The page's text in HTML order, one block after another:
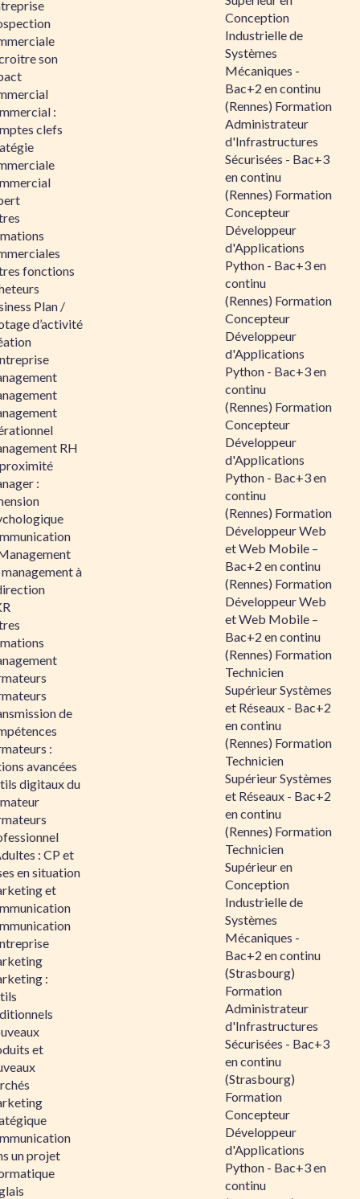
son
:
clefs
fonctions
Plan /
d’activité
RH
:
à
de
:
avancées
digitaux du
: CP et
en situation
et
:
et
un projet
Conception
Industrielle de
Systèmes
Mécaniques -
Bac+2 en continu
(Rennes) Formation
Administrateur
d'Infrastructures
Sécurisées - Bac+3
en continu
(Rennes) Formation
Concepteur
Développeur
d'Applications
Python - Bac+3 en
continu
(Rennes) Formation
Concepteur
Développeur
d'Applications
Python - Bac+3 en
continu
(Rennes) Formation
Concepteur
Développeur
d'Applications
Python - Bac+3 en
continu
(Rennes) Formation
Développeur Web
et Web Mobile –
Bac+2 en continu
(Rennes) Formation
Développeur Web
et Web Mobile –
Bac+2 en continu
(Rennes) Formation
Technicien
Supérieur Systèmes
et Réseaux - Bac+2
en continu
(Rennes) Formation
Technicien
Supérieur Systèmes
et Réseaux - Bac+2
en continu
(Rennes) Formation
Technicien
Supérieur en
Conception
Industrielle de
Systèmes
Mécaniques -
Bac+2 en continu
(Strasbourg)
Formation
Administrateur
d'Infrastructures
Sécurisées - Bac+3
en continu
(Strasbourg)
Formation
Concepteur
Développeur
d'Applications
Python - Bac+3 en
continu